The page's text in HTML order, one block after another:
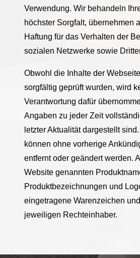
Verwendung. Wir behandeln
höchster Sorgfalt, übernehmen
Haftung für das Verhalten der
sozialen Netzwerke sowie
Obwohl die Inhalte der
sorgfältig geprüft wurden, wird
Verantwortung dafür
Angaben zu jeder Zeit
letzter Aktualität dargestellt
können ohne vorherige
entfernt oder geändert werden.
Website genannten
Produktbezeichnungen und
eingetragene Warenzeichen
jeweiligen Rechteinhaber.